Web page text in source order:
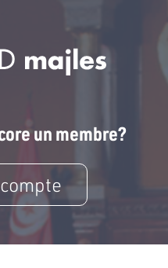
un membre?